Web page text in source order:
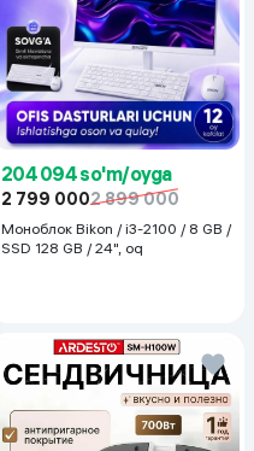
204 094 so'm/oyga
2 799 0002 899 000
Моноблок Bikon / i3-2100 / 8 GB /
SSD 128 GB / 24", oq